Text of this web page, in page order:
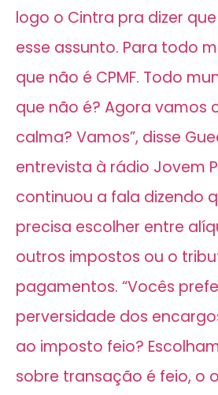
logo o Cintra pra dizer
esse assunto. Para todo
que não é CPMF. Todo
que não é? Agora vamos
calma? Vamos”, disse
entrevista à rádio Jovem
continuou a fala dizendo
precisa escolher entre
outros impostos ou o
pagamentos. “Vocês
perversidade dos
ao imposto feio?
sobre transação é feio, o